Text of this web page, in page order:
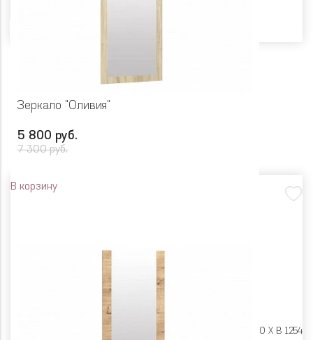
Зеркало "Оливия"
5 800 руб.
7 300 руб.
В корзину
Ш 602 X Г 20 X В 1254